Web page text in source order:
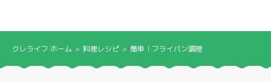
クレライフ ホーム 料理レシピ 簡単！フライパン調理